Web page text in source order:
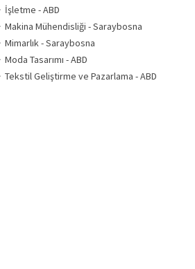
İşletme - ABD
Makina Mühendisliği - Saraybosna
Mimarlık - Saraybosna
Moda Tasarımı - ABD
Tekstil Geliştirme ve Pazarlama - ABD